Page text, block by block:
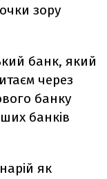
зору
банк, який
через
банку
банків
як